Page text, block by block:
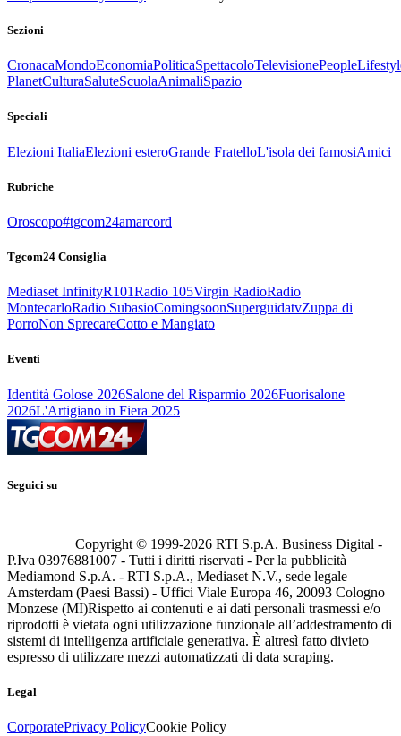
Sezioni
CronacaMondoEconomiaPoliticaSpettacoloTelevisionePeople
PlanetCulturaSaluteScuolaAnimaliSpazio
Speciali
Elezioni ItaliaElezioni esteroGrande FratelloL'isola dei famosiAmici
Rubriche
Oroscopo#tgcom24amarcord
Tgcom24 Consiglia
Mediaset InfinityR101Radio 105Virgin RadioRadio
MontecarloRadio SubasioComingsoonSuperguidatvZuppa di
PorroNon SprecareCotto e Mangiato
Eventi
Identità Golose 2026Salone del Risparmio 2026Fuorisalone
2026L'Artigiano in Fiera 2025
Seguici su
Copyright © 1999-2026 RTI S.p.A. Business Digital -
P.Iva 03976881007 - Tutti i diritti riservati - Per la pubblicità
Mediamond S.p.A. - RTI S.p.A., Mediaset N.V., sede legale
Amsterdam (Paesi Bassi) - Uffici Viale Europa 46, 20093 Cologno
Monzese (MI)Rispetto ai contenuti e ai dati personali trasmessi e/o
riprodotti è vietata ogni utilizzazione funzionale all’addestramento di
sistemi di intelligenza artificiale generativa. È altresì fatto divieto
espresso di utilizzare mezzi automatizzati di data scraping.
Legal
CorporatePrivacy PolicyCookie Policy